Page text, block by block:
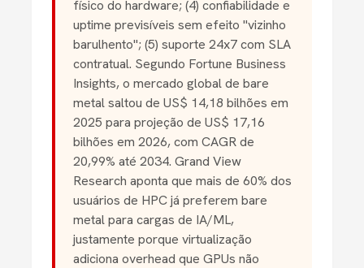
físico do hardware; (4) confiabilidade e
uptime previsíveis sem efeito "vizinho
barulhento"; (5) suporte 24x7 com SLA
contratual. Segundo Fortune Business
Insights, o mercado global de bare
metal saltou de US$ 14,18 bilhões em
2025 para projeção de US$ 17,16
bilhões em 2026, com CAGR de
20,99% até 2034. Grand View
Research aponta que mais de 60% dos
usuários de HPC já preferem bare
metal para cargas de IA/ML,
justamente porque virtualização
adiciona overhead que GPUs não